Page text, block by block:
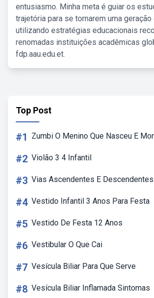
entusiasmo. Minha meta é guiar os
trajetória para se tornarem uma
utilizando estratégias educacionais
renomadas instituições acadêmicas
fdp.aau.edu.et.
Top Post
#1 Zumbi O Menino Que Nasceu E
#2 Violão 3 4 Infantil
#3 Vias Ascendentes E Descendentes
#4 Vestido Infantil 3 Anos Para Festa
#5 Vestido De Festa 12 Anos
#6 Vestibular O Que Cai
#7 Vesícula Biliar Para Que Serve
#8 Vesícula Biliar Inflamada Sintomas